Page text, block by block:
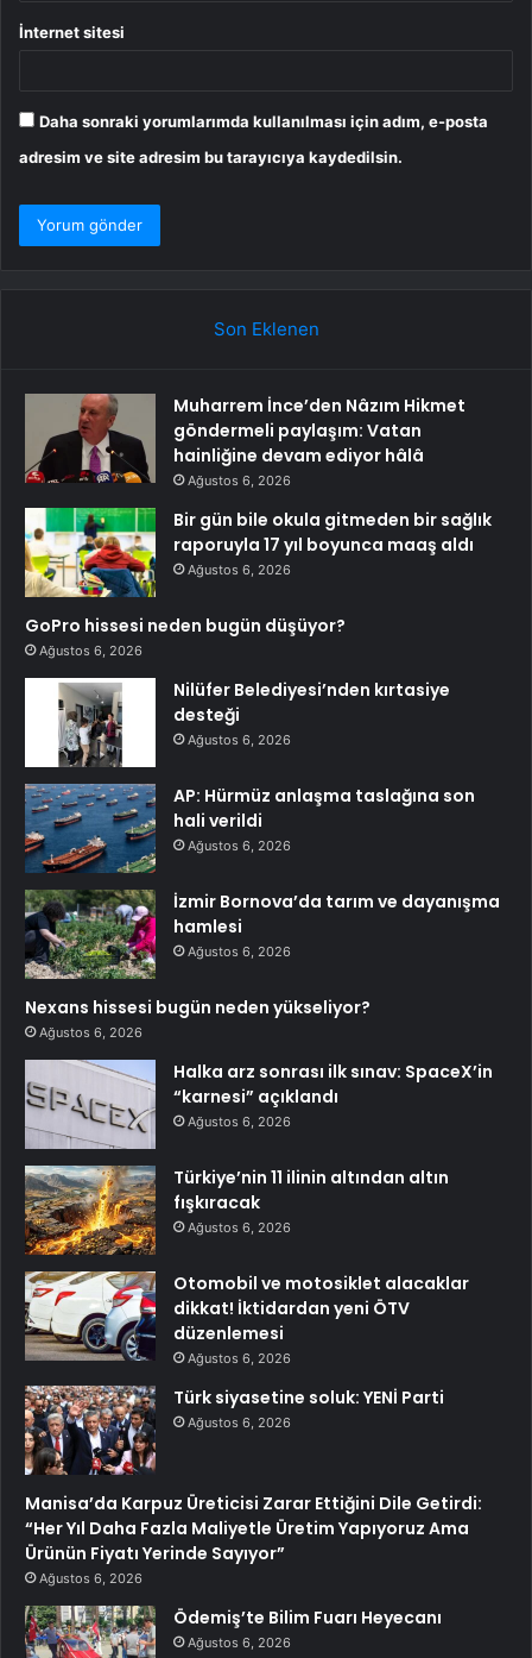
İnternet sitesi
Daha sonraki yorumlarımda kullanılması için adım, e-posta
adresim ve site adresim bu tarayıcıya kaydedilsin.
Son Eklenen
Muharrem İnce’den Nâzım Hikmet
göndermeli paylaşım: Vatan
hainliğine devam ediyor hâlâ
Ağustos 6, 2026
Bir gün bile okula gitmeden bir sağlık
raporuyla 17 yıl boyunca maaş aldı
Ağustos 6, 2026
GoPro hissesi neden bugün düşüyor?
Ağustos 6, 2026
Nilüfer Belediyesi’nden kırtasiye
desteği
Ağustos 6, 2026
AP: Hürmüz anlaşma taslağına son
hali verildi
Ağustos 6, 2026
İzmir Bornova’da tarım ve dayanışma
hamlesi
Ağustos 6, 2026
Nexans hissesi bugün neden yükseliyor?
Ağustos 6, 2026
Halka arz sonrası ilk sınav: SpaceX’in
“karnesi” açıklandı
Ağustos 6, 2026
Türkiye’nin 11 ilinin altından altın
fışkıracak
Ağustos 6, 2026
Otomobil ve motosiklet alacaklar
dikkat! İktidardan yeni ÖTV
düzenlemesi
Ağustos 6, 2026
Türk siyasetine soluk: YENİ Parti
Ağustos 6, 2026
Manisa’da Karpuz Üreticisi Zarar Ettiğini Dile Getirdi:
“Her Yıl Daha Fazla Maliyetle Üretim Yapıyoruz Ama
Ürünün Fiyatı Yerinde Sayıyor”
Ağustos 6, 2026
Ödemiş’te Bilim Fuarı Heyecanı
Ağustos 6, 2026